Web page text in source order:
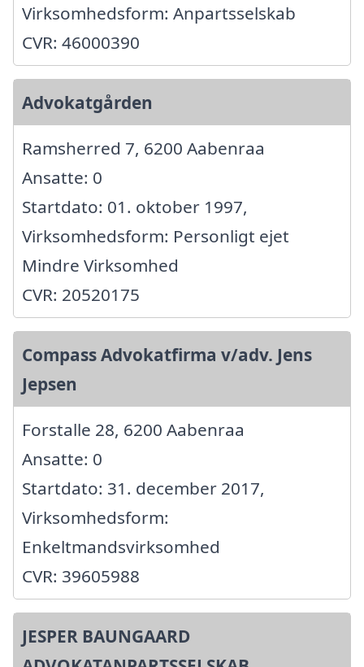
Virksomhedsform: Anpartsselskab
CVR: 46000390
Advokatgården
Ramsherred 7, 6200 Aabenraa
Ansatte: 0
Startdato: 01. oktober 1997,
Virksomhedsform: Personligt ejet
Mindre Virksomhed
CVR: 20520175
Compass Advokatfirma v/adv. Jens
Jepsen
Forstalle 28, 6200 Aabenraa
Ansatte: 0
Startdato: 31. december 2017,
Virksomhedsform:
Enkeltmandsvirksomhed
CVR: 39605988
JESPER BAUNGAARD